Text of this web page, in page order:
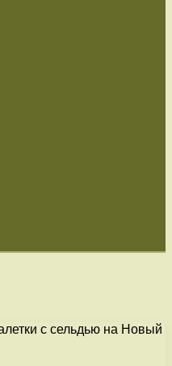
с сельдью на Новый